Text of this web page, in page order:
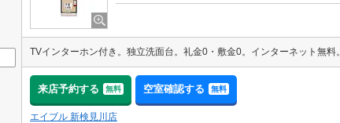
来店予約する 無料 空室確認する 無料
エイブル 新検見川店